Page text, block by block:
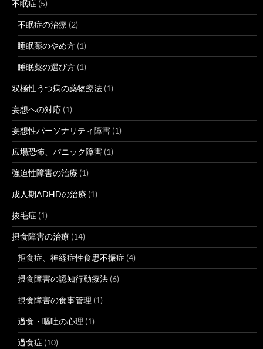
不眠症 (5)
不眠症の治療 (2)
睡眠薬のやめ方 (1)
睡眠薬の選び方 (1)
双極性うつ病の薬物療法 (1)
妄想への対応 (1)
妄想性パーソナリティ障害 (1)
広場恐怖、パニック障害 (1)
強迫性障害の治療 (1)
成人期ADHDの治療 (1)
抜毛症 (1)
摂食障害の治療 (14)
拒食症、神経症性食思不振症 (4)
摂食障害の認知行動療法 (6)
摂食障害の食事管理 (1)
過食・嘔吐の心理 (1)
過食症 (10)